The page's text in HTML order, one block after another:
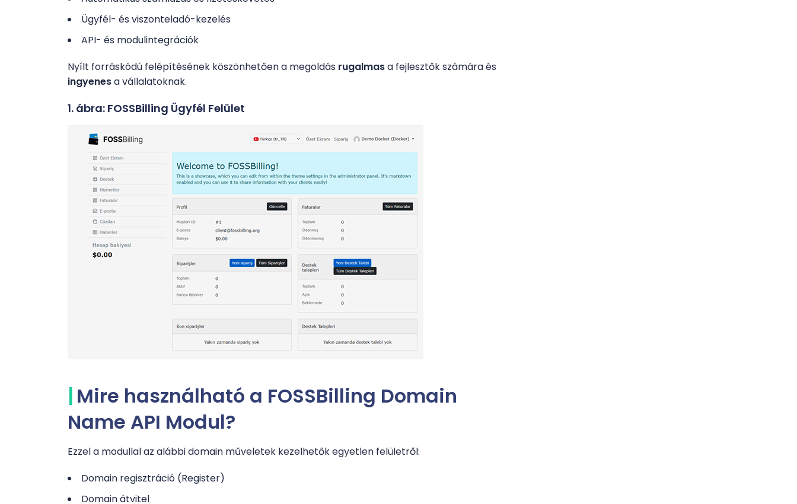
Ügyfél- és viszonteladó-kezelés
API- és modulintegrációk
Nyílt forráskódú felépítésének köszönhetően a megoldás rugalmasa fejlesztők számára és
ingyenesa vállalatoknak.
1. ábra: FOSSBilling Ügyfél Felület
Mire használható a FOSSBilling Domain
Name API Modul?
Ezzel a modullal az alábbi domain műveletek kezelhetők egyetlen felületről:
Domain regisztráció (Register)
Domain átvitel